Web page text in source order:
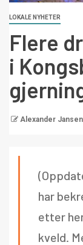
LOKALE NYHETER
Flere
i
Alexander
har
etter
kveld.